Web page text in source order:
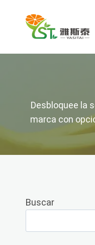
Contenido
Desbloquee la
marca con
Buscar